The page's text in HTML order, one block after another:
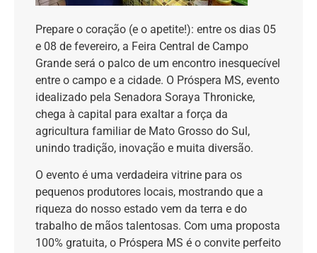
Prepare o coração (e o apetite!): entre os dias 05
e 08 de fevereiro, a Feira Central de Campo
Grande será o palco de um encontro inesquecível
entre o campo e a cidade. O Próspera MS, evento
idealizado pela Senadora Soraya Thronicke,
chega à capital para exaltar a força da
agricultura familiar de Mato Grosso do Sul,
unindo tradição, inovação e muita diversão.
O evento é uma verdadeira vitrine para os
pequenos produtores locais, mostrando que a
riqueza do nosso estado vem da terra e do
trabalho de mãos talentosas. Com uma proposta
100% gratuita, o Próspera MS é o convite perfeito